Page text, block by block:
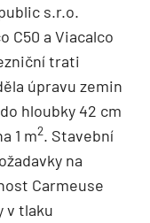
s.r.o.
C50 a Viacalco
trati
úpravu zemin
hloubky 42 cm
1 m2. Stavební
na
Carmeuse
v tlaku